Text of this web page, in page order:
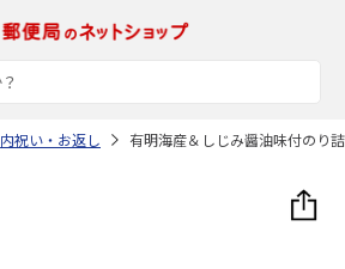
内祝い・お返し 有明海産＆しじみ醤油味付のり